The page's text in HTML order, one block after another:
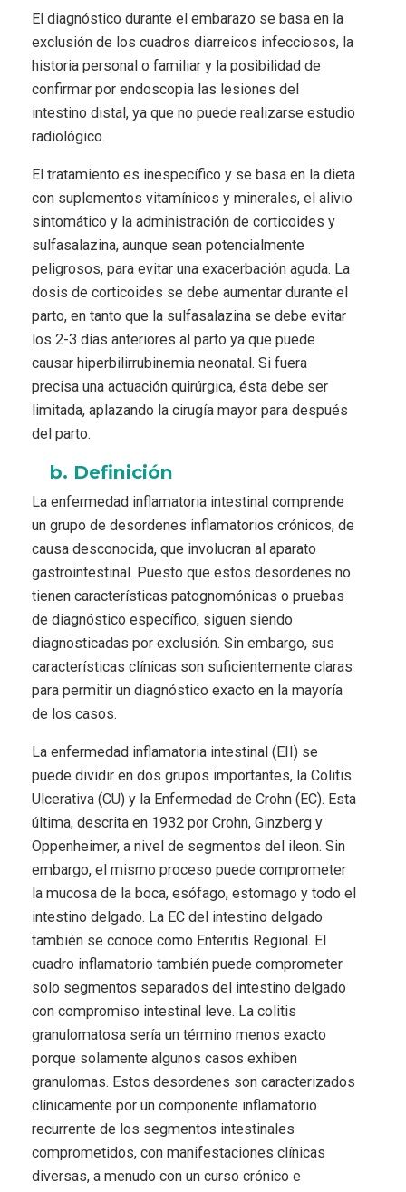
El diagnóstico durante el embarazo se basa en la
exclusión de los cuadros diarreicos infecciosos, la
historia personal o familiar y la posibilidad de
confirmar por endoscopia las lesiones del
intestino distal, ya que no puede realizarse estudio
radiológico.
El tratamiento es inespecífico y se basa en la dieta
con suplementos vitamínicos y minerales, el alivio
sintomático y la administración de corticoides y
sulfasalazina, aunque sean potencialmente
peligrosos, para evitar una exacerbación aguda. La
dosis de corticoides se debe aumentar durante el
parto, en tanto que la sulfasalazina se debe evitar
los 2-3 días anteriores al parto ya que puede
causar hiperbilirrubinemia neonatal. Si fuera
precisa una actuación quirúrgica, ésta debe ser
limitada, aplazando la cirugía mayor para después
del parto.
b. Definición
La enfermedad inflamatoria intestinal comprende
un grupo de desordenes inflamatorios crónicos, de
causa desconocida, que involucran al aparato
gastrointestinal. Puesto que estos desordenes no
tienen características patognomónicas o pruebas
de diagnóstico específico, siguen siendo
diagnosticadas por exclusión. Sin embargo, sus
características clínicas son suficientemente claras
para permitir un diagnóstico exacto en la mayoría
de los casos.
La enfermedad inflamatoria intestinal (EII) se
puede dividir en dos grupos importantes, la Colitis
Ulcerativa (CU) y la Enfermedad de Crohn (EC). Esta
última, descrita en 1932 por Crohn, Ginzberg y
Oppenheimer, a nivel de segmentos del ileon. Sin
embargo, el mismo proceso puede comprometer
la mucosa de la boca, esófago, estomago y todo el
intestino delgado. La EC del intestino delgado
también se conoce como Enteritis Regional. El
cuadro inflamatorio también puede comprometer
solo segmentos separados del intestino delgado
con compromiso intestinal leve. La colitis
granulomatosa sería un término menos exacto
porque solamente algunos casos exhiben
granulomas. Estos desordenes son caracterizados
clínicamente por un componente inflamatorio
recurrente de los segmentos intestinales
comprometidos, con manifestaciones clínicas
diversas, a menudo con un curso crónico e